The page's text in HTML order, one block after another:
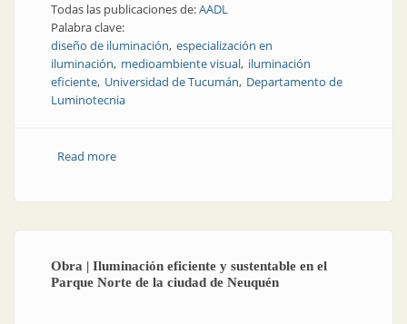
Todas las publicaciones de:AADL
Palabra clave:
diseño de iluminación especialización en
iluminación medioambiente visual iluminación
eficiente Universidad de Tucumán Departamento de
Luminotecnia
Read moreabout Inscripción abierta para ser especialista en
Obra | Iluminación eficiente y sustentable en el
Parque Norte de la ciudad de Neuquén